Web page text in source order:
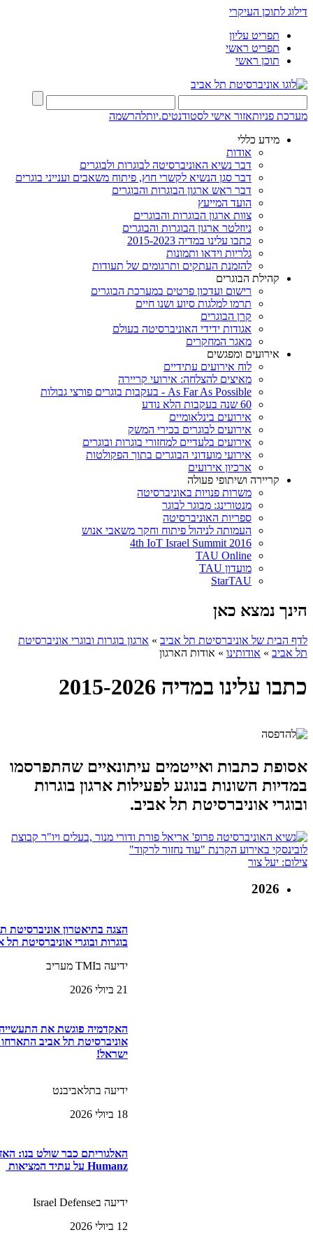
דילוג לתוכן העיקרי
תפריט עליון
תפריט ראשי
תוכן ראשי
מערכת פניותאזור אישי לסטודנטים.יותלהרשמה
מידע כללי
אודות
דבר נשיא האוניברסיטה לבוגרות ולבוגרים
דבר סגן הנשיא לקשרי חוץ, פיתוח משאבים וענייני בוגרים
דבר ראש ארגון הבוגרות והבוגרים
הועד המייעץ
צוות ארגון הבוגרות והבוגרים
ניוזלטר ארגון הבוגרות והבוגרים
כתבו עלינו במדיה 2015-2023
גלריות וידאו ותמונות
להזמנת העתקים ותרגומים של תעודות
קהילת הבוגרים
רישום ועדכון פרטים במערכת הבוגרים
תרמו למלגות סיוע ושנו חיים
קרן הבוגרים
אגודות ידידי האוניברסיטה בעולם
מאגר המחקרים
אירועים ומפגשים
לוח אירועים עתידיים
מאיצים להצלחה: אירועי קריירה
As Far As Possible - בעקבות בוגרים פורצי גבולות
60 שנה בעקבות הלא נודע
אירועים בינלאומיים
אירועים לבוגרים בכירי המשק
אירועים בלעדיים למחזורי בוגרות ובוגרים
אירועי מועדוני הבוגרים בתוך הפקולטות
ארכיון אירועים
קריירה ושיתופי פעולה
משרות פנויות באוניברסיטה
מנטורינג: מבוגר לבוגר
ספריות האוניברסיטה
העמותה לניהול פיתוח וחקר משאבי אנוש
4th IoT Israel Summit 2016
TAU Online
מועדון TAU
StarTAU
הינך נמצא כאן
לדף הבית של אוניברסיטת תל אביב » ארגון בוגרות ובוגרי אוניברסיטת
תל אביב » אודותינו » אודות הארגון
כתבו עלינו במדיה 2015-2026
אסופת כתבות ואייטמים עיתונאיים שהתפרסמו
במדיות השונות בנוגע לפעילות ארגון בוגרות
ובוגרי אוניברסיטת תל אביב.
צילום: יעל צור
2026
הצגה בתיאטרון אוניברסיטת
בוגרות ובוגרי אוניברסיטת תל
ידיעה בTMI מעריב
21 ביולי 2026
האקדמיה פוגשת את התעשייה
ישראל!
ידיעה בתלאביבנט
18 ביולי 2026
האלגוריתם כבר שולט בנו:
Humanz על עתיד המציאות
ידיעה בIsrael Defense
12 ביולי 2026